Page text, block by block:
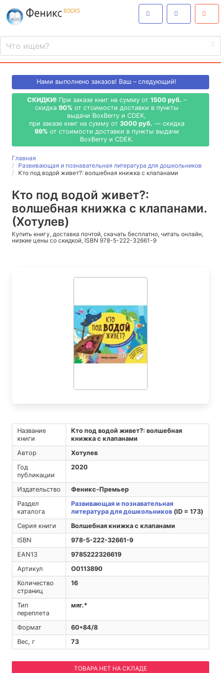
Нами выполнено заказов! Ваш – следующий!
СКИДКИ! При заказе книг на сумму от 1500 руб. –
скидка 90% от стоимости доставки в пункты
выдачи BoxBerry и CDEK,
при заказе книг на сумму от 3000 руб. — скидка
99% от стоимости доставки в пункты выдачи
BoxBerry и CDEK.
Главная
Развивающая и познавательная литература для дошкольников
Кто под водой живет?: волшебная книжка с клапанами
Кто под водой живет?:
волшебная книжка с клапанами.
(Хотулев)
Купить книгу, доставка почтой, скачать бесплатно, читать онлайн,
низкие цены со скидкой, ISBN 978-5-222-32661-9
Название
книги
Кто под водой живет?: волшебная
книжка с клапанами
Автор
Хотулев
Год
публикации
2020
Издательство
Феникс-Премьер
Раздел
каталога
Развивающая и познавательная
литература для дошкольников(ID = 173)
Серия книги
Волшебная книжка с клапанами
ISBN
978-5-222-32661-9
EAN13
9785222326619
Артикул
O0113890
Количество
страниц
16
Тип
переплета
мяг.*
Формат
60*84/8
Вес, г
73
ТОВАРА НЕТ НА СКЛАДЕ